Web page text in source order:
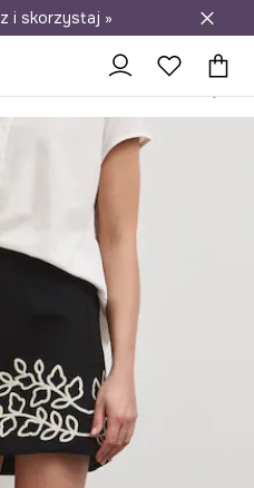
do salonów
i skorzystaj »